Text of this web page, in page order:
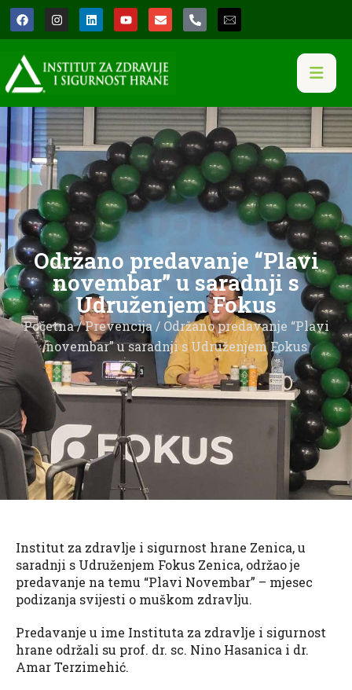
Održano predavanje “Plavi
novembar” u saradnji s
Udruženjem Fokus
Početna/Prevencija / Održano predavanje “Plavi
novembar” u saradnji s Udruženjem Fokus
Institut za zdravlje i sigurnost hrane Zenica, u
saradnji s Udruženjem Fokus Zenica, održao je
predavanje na temu “Plavi Novembar” – mjesec
podizanja svijesti o muškom zdravlju.
Predavanje u ime Instituta za zdravlje i sigurnost
hrane održali su prof. dr. sc. Nino Hasanica i dr.
Amar Terzimehić.